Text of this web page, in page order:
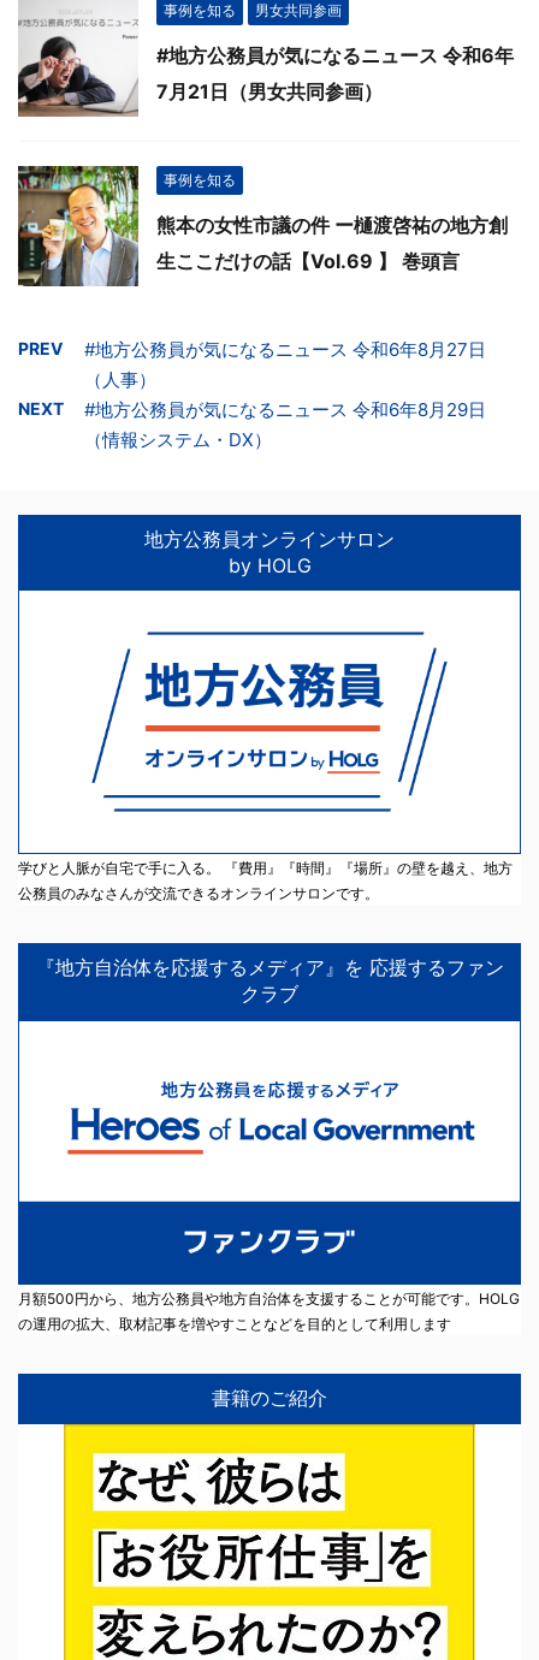
事例を知る 男女共同参画
#地方公務員が気になるニュース 令和6年
7月21日（男女共同参画）
事例を知る
熊本の女性市議の件 ー樋渡啓祐の地方創
生ここだけの話【Vol.69 】 巻頭言
PREV
#地方公務員が気になるニュース 令和6年8月27日
（人事）
NEXT
#地方公務員が気になるニュース 令和6年8月29日
（情報システム・DX）
地方公務員オンラインサロン
by HOLG
学びと人脈が自宅で手に入る。 『費用』『時間』『場所』の壁を越え、地方
公務員のみなさんが交流できるオンラインサロンです。
『地方自治体を応援するメディア』を 応援するファン
クラブ
月額500円から、地方公務員や地方自治体を支援することが可能です。HOLG
の運用の拡大、取材記事を増やすことなどを目的として利用します
書籍のご紹介